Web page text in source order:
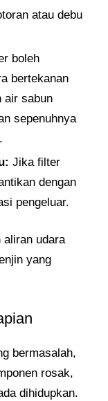
atau debu
boleh
bertekanan
air sabun
sepenuhnya
Jika filter
dengan
pengeluar.
aliran udara
yang
bermasalah,
rosak,
dihidupkan.